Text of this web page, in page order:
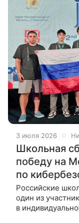
3 июля 2026
Школьная
победу на
по
Российские
один из
в